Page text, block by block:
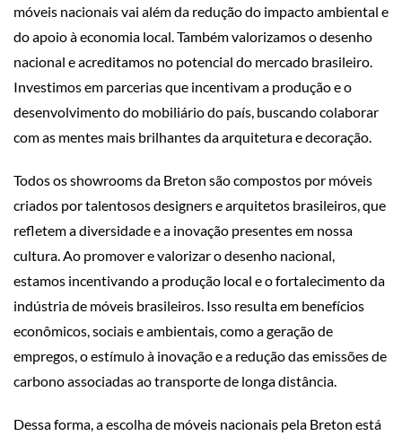
móveis nacionais vai além da redução do impacto ambiental e
do apoio à economia local. Também valorizamos o desenho
nacional e acreditamos no potencial do mercado brasileiro.
Investimos em parcerias que incentivam a produção e o
desenvolvimento do mobiliário do país, buscando colaborar
com as mentes mais brilhantes da arquitetura e decoração.
Todos os showrooms da Breton são compostos por móveis
criados por talentosos designers e arquitetos brasileiros, que
refletem a diversidade e a inovação presentes em nossa
cultura. Ao promover e valorizar o desenho nacional,
estamos incentivando a produção local e o fortalecimento da
indústria de móveis brasileiros. Isso resulta em benefícios
econômicos, sociais e ambientais, como a geração de
empregos, o estímulo à inovação e a redução das emissões de
carbono associadas ao transporte de longa distância.
Dessa forma, a escolha de móveis nacionais pela Breton está